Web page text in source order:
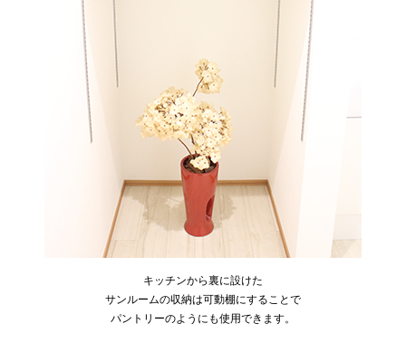
キッチンから裏に設けた
サンルームの収納は可動棚にすることで
パントリーのようにも使用できます。